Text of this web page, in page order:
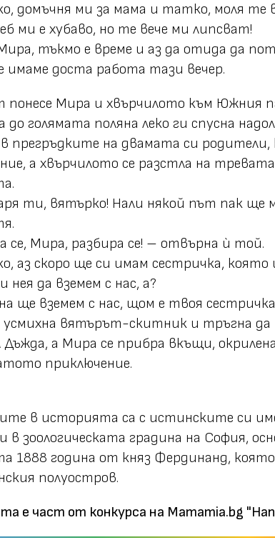
домъчня ми за мама и татко, моля те
ми е хубаво, но те вече ми липсват!
тъкмо е време и аз да отида да
имаме доста работа тази вечер.
понесе Мира и хвърчилото към Южния
до голямата поляна леко ги спусна
прегръдките на двамата си родители,
а хвърчилото се разстла на
ти, вятърко! Нали някой път пак ще
се, Мира, разбира се! – отвърна ѝ той.
аз скоро ще си имам сестричка, която
нея да вземем с нас, а?
ще вземем с нас, щом е твоя
усмихна вятърът-скитник и тръгна да
а Мира се прибра вкъщи,
приключение.
в историята са с истинските си
в зоологическата градина на София,
1888 година от княз Фердинанд,
полуостров.
е част от конкурса на Mamamia.bg